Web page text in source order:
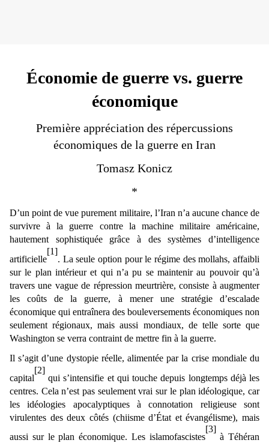
Économie de guerre vs. guerre
économique
Première appréciation des répercussions
économiques de la guerre en Iran
Tomasz Konicz
*
D’un point de vue purement militaire, l’Iran n’a aucune chance de
survivre à la guerre contre la machine militaire américaine,
hautement sophistiquée grâce à des systèmes d’intelligence
artificielle
[1]
. La seule option pour le régime des mollahs, affaibli
sur le plan intérieur et qui n’a pu se maintenir au pouvoir qu’à
travers une vague de répression meurtrière, consiste à augmenter
les coûts de la guerre, à mener une stratégie d’escalade
économique qui entraînera des bouleversements économiques non
seulement régionaux, mais aussi mondiaux, de telle sorte que
Washington se verra contraint de mettre fin à la guerre.
Il s’agit d’une dystopie réelle, alimentée par la crise mondiale du
capital
[2]
qui s’intensifie et qui touche depuis longtemps déjà les
centres. Cela n’est pas seulement vrai sur le plan idéologique, car
les idéologies apocalyptiques à connotation religieuse sont
virulentes des deux côtés (chiisme d’État et évangélisme), mais
aussi sur le plan économique. Les islamofascistes
[3]
à Téhéran